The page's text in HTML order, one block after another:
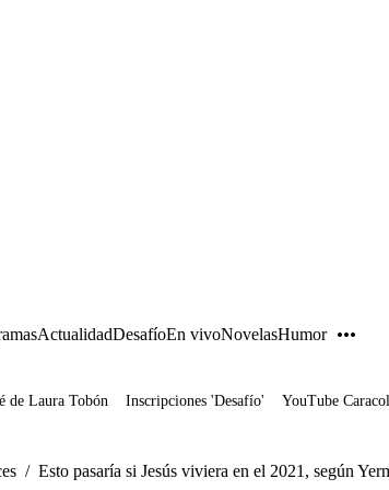
ActualidadDesafíoEn vivoNovelasHumor
de Laura Tobón Inscripciones 'Desafío' YouTube
/ Esto pasaría si Jesús viviera en el 2021, según